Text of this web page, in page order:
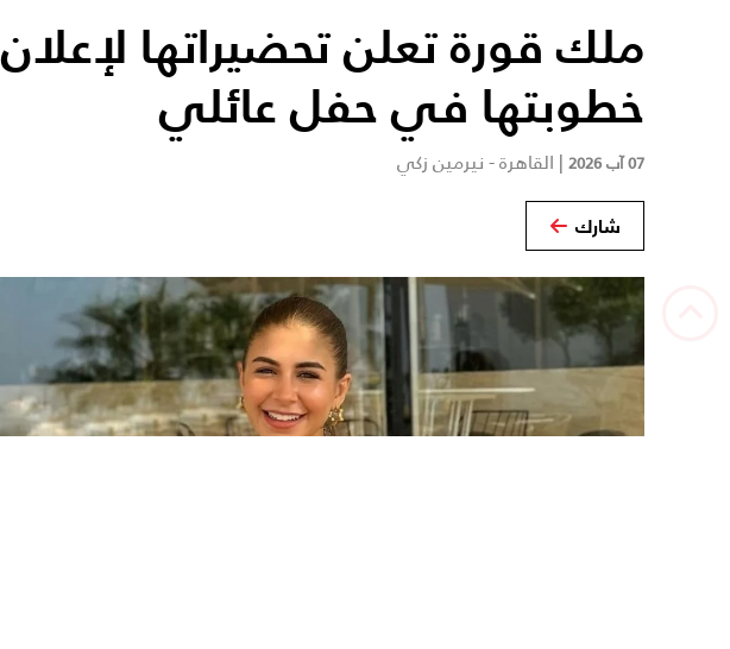
ملك قورة تعلن تحضيراتها لإعلان
خطوبتها في حفل عائلي
07 آب 2026 | القاهرة - نيرمين زكي
شارك